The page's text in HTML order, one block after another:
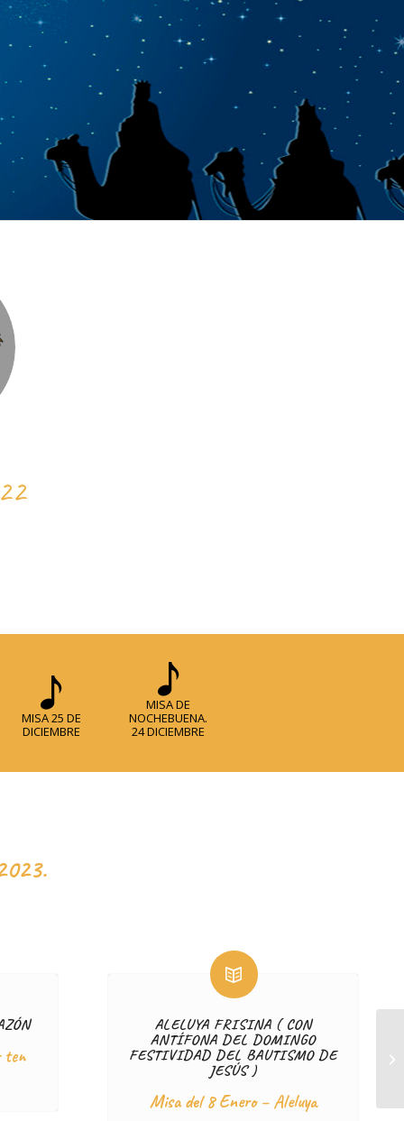
MISA 25 DE
DICIEMBRE
MISA DE
NOCHEBUENA.
24 DICIEMBRE
ten
ALELUYA FRISINA ( CON
ANTÍFONA DEL DOMINGO
FESTIVIDAD DEL BAUTISMO DE
JESÚS )
Misa del 8 Enero – Aleluya